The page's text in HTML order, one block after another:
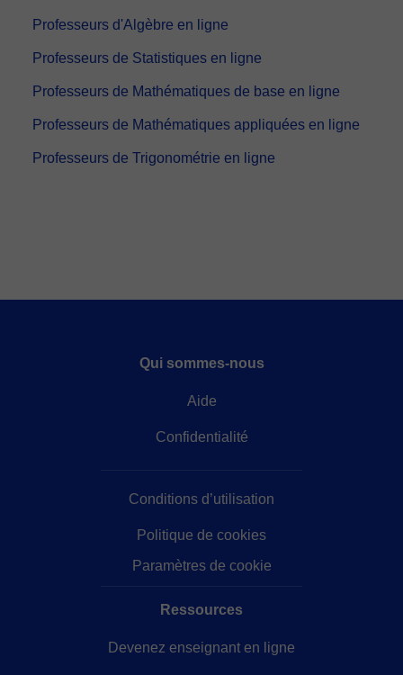
Professeurs d'Algèbre en ligne
Professeurs de Statistiques en ligne
Professeurs de Mathématiques de base en ligne
Professeurs de Mathématiques appliquées en ligne
Professeurs de Trigonométrie en ligne
Qui sommes-nous
Aide
Confidentialité
Conditions d’utilisation
Politique de cookies
Paramètres de cookie
Ressources
Devenez enseignant en ligne